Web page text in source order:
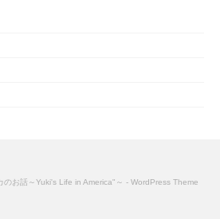
お話～Yuki's Life in America"～ - WordPress Theme